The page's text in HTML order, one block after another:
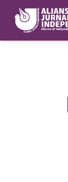
Skip to main